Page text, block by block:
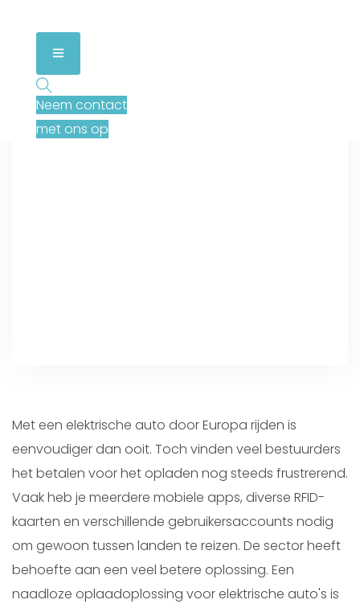
Neem contact
met ons op
Met een elektrische auto door Europa rijden is
eenvoudiger dan ooit. Toch vinden veel bestuurders
het betalen voor het opladen nog steeds frustrerend.
Vaak heb je meerdere mobiele apps, diverse RFID-
kaarten en verschillende gebruikersaccounts nodig
om gewoon tussen landen te reizen. De sector heeft
behoefte aan een veel betere oplossing. Een
naadloze oplaadoplossing voor elektrische auto's is